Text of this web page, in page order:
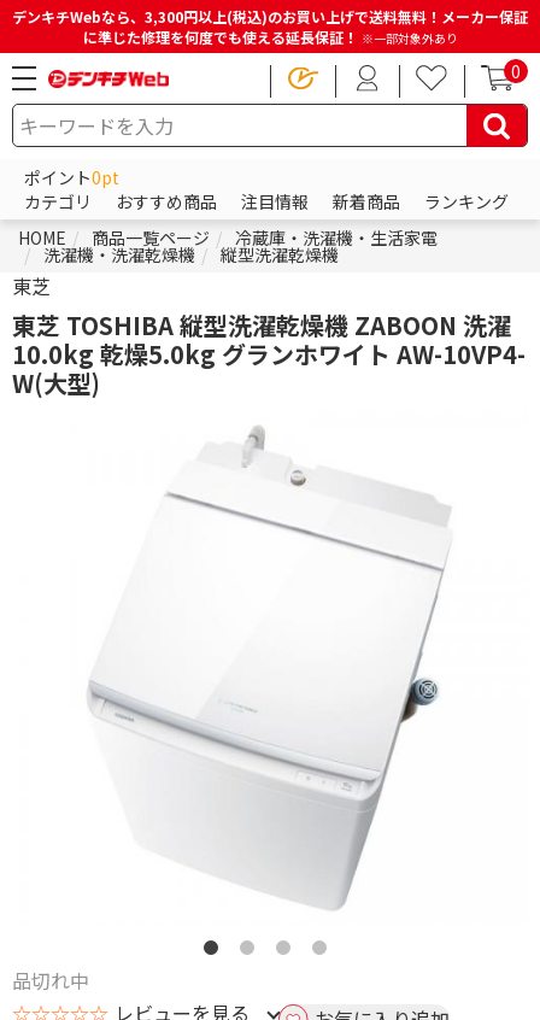
デンキチWebなら、3,300円以上(税込)のお買い上げで送料無料！メーカー保証
に準じた修理を何度でも使える延長保証！ ※一部対象外あり
0
ポイント0pt
カテゴリ
おすすめ商品 注目情報 新着商品
ランキング
HOME
商品一覧ページ 冷蔵庫・洗濯機・生活家電
洗濯機・洗濯乾燥機 縦型洗濯乾燥機
東芝
東芝 TOSHIBA 縦型洗濯乾燥機 ZABOON 洗濯
10.0kg 乾燥5.0kg グランホワイト AW-10VP4-
W(大型)
品切れ中
☆☆☆☆☆ レビューを見る